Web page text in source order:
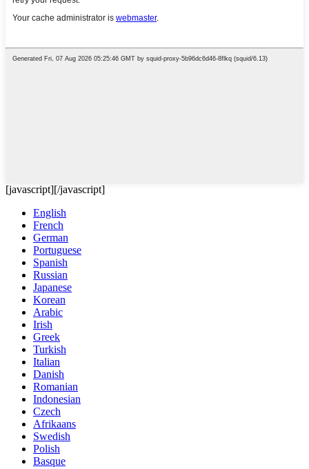
[javascript][/javascript]
English
French
German
Portuguese
Spanish
Russian
Japanese
Korean
Arabic
Irish
Greek
Turkish
Italian
Danish
Romanian
Indonesian
Czech
Afrikaans
Swedish
Polish
Basque